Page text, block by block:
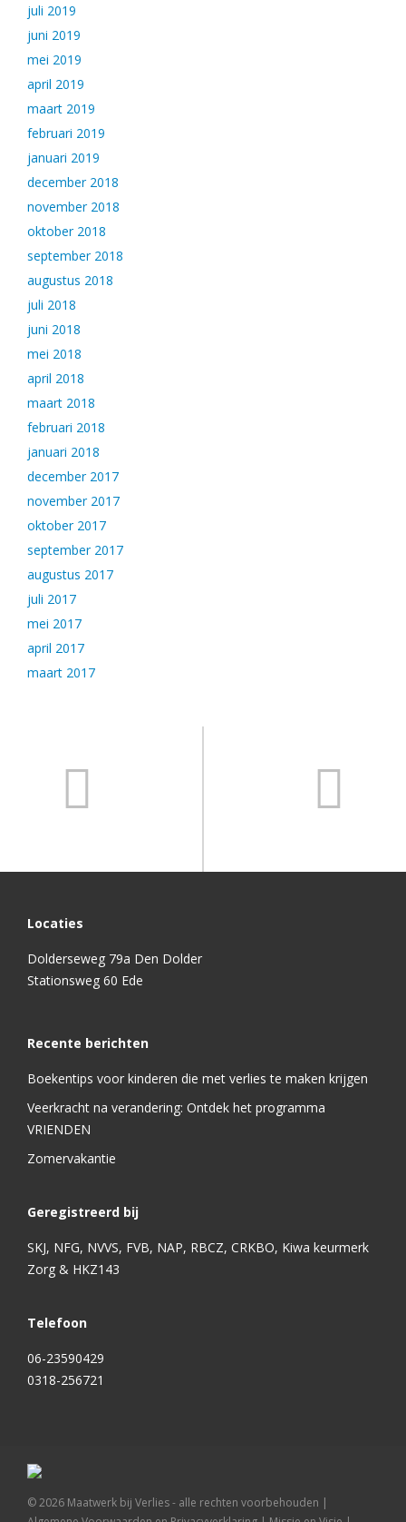
juli 2019
juni 2019
mei 2019
april 2019
maart 2019
februari 2019
januari 2019
december 2018
november 2018
oktober 2018
september 2018
augustus 2018
juli 2018
juni 2018
mei 2018
april 2018
maart 2018
februari 2018
januari 2018
december 2017
november 2017
oktober 2017
september 2017
augustus 2017
juli 2017
mei 2017
april 2017
maart 2017
Locaties
Dolderseweg 79a Den Dolder
Stationsweg 60 Ede
Recente berichten
Boekentips voor kinderen die met verlies te maken krijgen
Veerkracht na verandering: Ontdek het programma
VRIENDEN
Zomervakantie
Geregistreerd bij
SKJ, NFG, NVVS, FVB, NAP, RBCZ, CRKBO, Kiwa keurmerk
Zorg & HKZ143
Telefoon
06-23590429
0318-256721
©2026 Maatwerk bij Verlies - alle rechten voorbehouden |